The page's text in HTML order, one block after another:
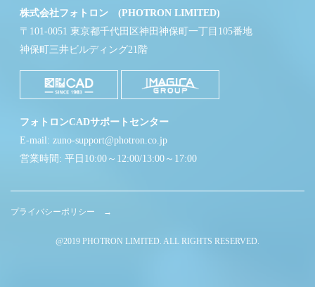
株式会社フォトロン (PHOTRON LIMITED)
〒101-0051 東京都千代田区神田神保町一丁目105番地
神保町三井ビルディング21階
フォトロンCADサポートセンター
E-mail: zuno-support@photron.co.jp
営業時間: 平日10:00～12:00/13:00～17:00
プライバシーポリシー →
@2019 PHOTRON LIMITED. ALL RIGHTS RESERVED.